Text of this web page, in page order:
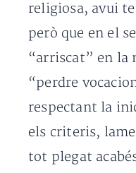
religiosa, avui
però que en el
“arriscat” en la
“perdre
respectant la
els criteris,
tot plegat